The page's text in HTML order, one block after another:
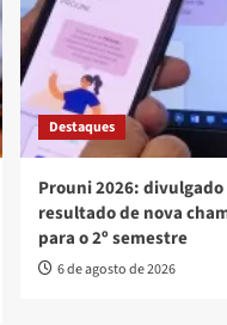
Destaques
Prouni 2026: divulgado
resultado de nova
para o 2º semestre
6 de agosto de 2026